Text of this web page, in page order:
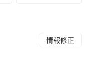
情報修正